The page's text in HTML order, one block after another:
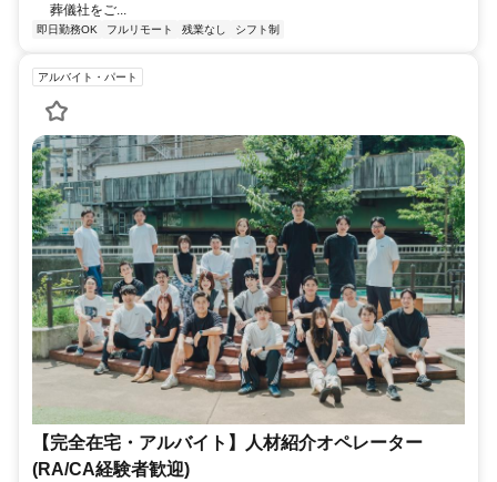
葬儀社をご...
即日勤務OK フルリモート 残業なし シフト制
アルバイト・パート
【完全在宅・アルバイト】人材紹介オペレーター
(RA/CA経験者歓迎)